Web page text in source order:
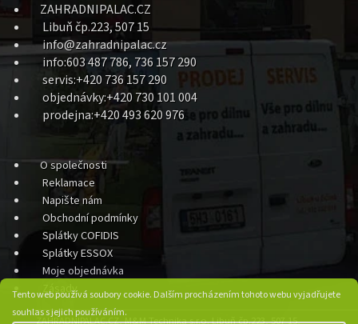
Tento web používá soubory cookie. Dalším procházením tohoto webu vyjadřujete
souhlas s jejich používáním.
ZAHRADNIPALAC.CZ
Libuň čp.223, 507 15
info@zahradnipalac.cz
info:603 487 786, 736 157 290
servis:+420 736 157 290
objednávky:+420 730 101 004
prodejna:+420 493 620 976
O společnosti
Reklamace
Napište nám
Obchodní podmínky
Splátky COFIDIS
Splátky ESSOX
Moje objednávka
Zásady